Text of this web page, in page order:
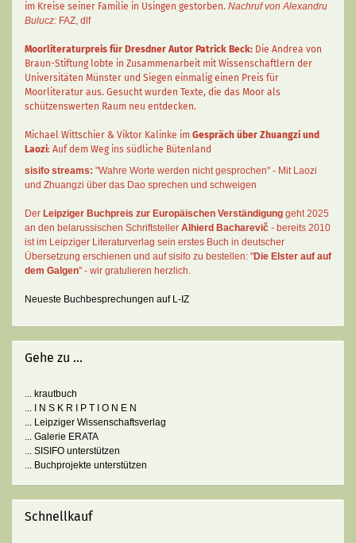
im Kreise seiner Familie in Usingen gestorben. Nachruf von Alexandru
Bulucz: FAZ, dlf
Moorliteraturpreis für Dresdner Autor Patrick Beck: Die Andrea von
Braun-Stiftung lobte in Zusammenarbeit mit Wissenschaftlern der
Universitäten Münster und Siegen einmalig einen Preis für
Moorliteratur aus. Gesucht wurden Texte, die das Moor als
schützenswerten Raum neu entdecken.
Michael Wittschier & Viktor Kalinke im Gespräch über Zhuangzi und
Laozi: Auf dem Weg ins südliche Bütenland
sisifo streams: "Wahre Worte werden nicht gesprochen" - Mit Laozi
und Zhuangzi über das Dao sprechen und schweigen
Der Leipziger Buchpreis zur Europäischen Verständigung geht 2025
an den belarussischen Schriftsteller Alhierd Bacharevič - bereits 2010
ist im Leipziger Literaturverlag sein erstes Buch in deutscher
Übersetzung erschienen und auf sisifo zu bestellen: "Die Elster auf auf
dem Galgen" - wir gratulieren herzlich.
Neueste Buchbesprechungen auf L-IZ
Gehe zu ...
... krautbuch
... I N S K R I P T I O N E N
... Leipziger Wissenschaftsverlag
... Galerie ERATA
... SISIFO unterstützen
... Buchprojekte unterstützen
Schnellkauf